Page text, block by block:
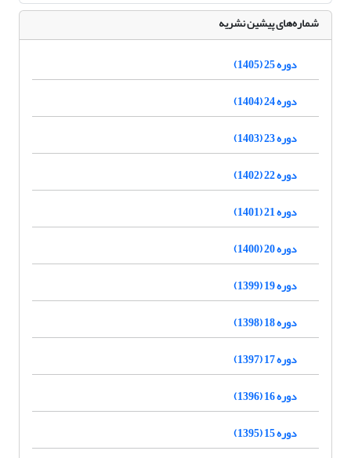
شماره‌های پیشین نشریه
دوره 25 (1405)
دوره 24 (1404)
دوره 23 (1403)
دوره 22 (1402)
دوره 21 (1401)
دوره 20 (1400)
دوره 19 (1399)
دوره 18 (1398)
دوره 17 (1397)
دوره 16 (1396)
دوره 15 (1395)